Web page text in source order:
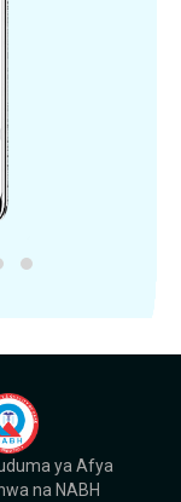
ya Afya
na NABH